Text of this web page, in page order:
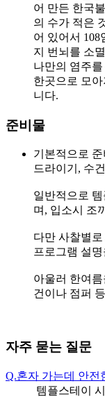
어 만든 한국
의 수가 적은
어 있어서 108
지 번뇌를 소
나만의 염주
한곳으로 모
니다.
준비물
기본적으로
드라이기, 수
일반적으로
며, 입소시 조
다만 사찰별
프로그램 설
아울러 한여
건이나 점퍼
자주 묻는 질문
Q.혼자 가는데 안전
템플스테이